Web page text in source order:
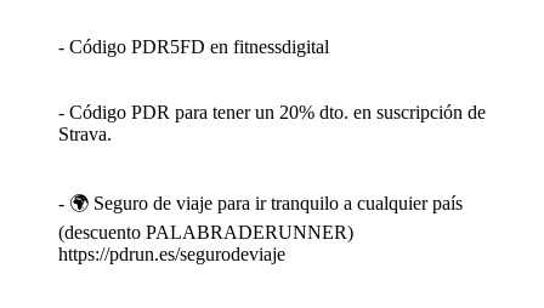
- Código PDR5FD en fitnessdigital
- Código PDR para tener un 20% dto. en suscripción de
Strava.
- 🌍 Seguro de viaje para ir tranquilo a cualquier país
(descuento PALABRADERUNNER)
https://pdrun.es/segurodeviaje